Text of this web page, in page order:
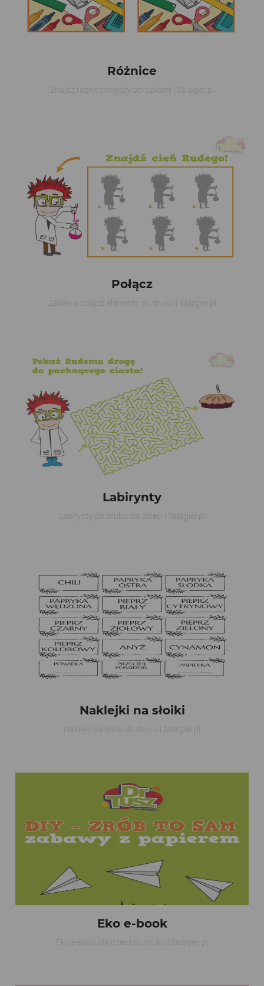
Różnice
Znajdź różnice między obrazkami | Salagier.pl
Połącz
Zabawa połącz elementy do druku | Salagier.pl
Labirynty
Labirynty do druku dla dzieci | Salagier.pl
Naklejki na słoiki
Naklejki na słoiki do druku | Salagier.pl
Eko e-book
Eko e-book dla dzieci do druku | Salagier.pl